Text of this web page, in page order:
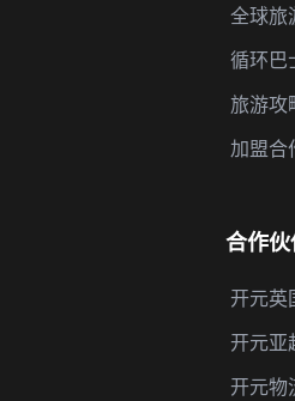
全球旅
循环巴
旅游攻
加盟合
合作伙
开元英
开元亚
开元物